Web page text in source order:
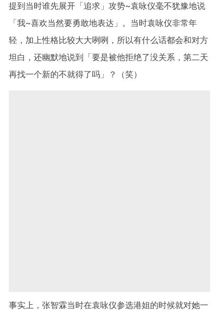
提到当时谁先展开「追求」攻势~袁咏仪毫不犹豫地说
「我~喜欢当然要勇敢地表达」。当时袁咏仪非常年
轻，加上性格比较大大咧咧，所以有什么话都会和对方
坦白，还幽默地说到「要是被他拒绝了没关系，第二天
再找一个新的不就得了吗」？（笑）
事实上，张智霖当时在袁咏仪参选港姐的时候就对她一